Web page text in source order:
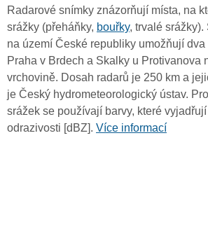
Radarové snímky znázorňují místa, na
srážky (přeháňky, bouřky, trvalé
na území České republiky umožňují
Praha v Brdech a Skalky u Protivanova
vrchovině. Dosah radarů je 250 km a
je Český hydrometeorologický ústav.
srážek se používají barvy, které
odrazivosti [dBZ]. Více informací